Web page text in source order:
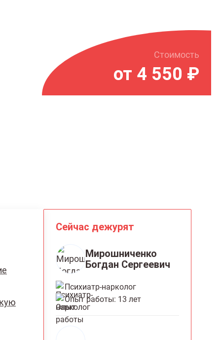
Стоимость
от 4 550 ₽
Сейчас дежурят
Мирошниченко
Богдан Сергеевич
Психиатр-нарколог
Опыт работы: 13 лет